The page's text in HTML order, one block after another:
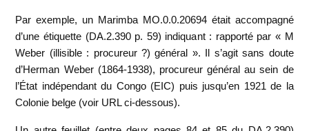
Par exemple, un Marimba MO.0.0.20694 était accompagné
d’une étiquette (DA.2.390 p. 59) indiquant : rapporté par « M
Weber (illisible : procureur ?) général ». Il s’agit sans doute
d’Herman Weber (1864-1938), procureur général au sein de
l’État indépendant du Congo (EIC) puis jusqu’en 1921 de la
Colonie belge (voir URL ci-dessous).